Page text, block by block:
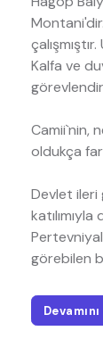
Kalfa ve
Camii`nin,
oldukça
Devlet ileri
görebilen